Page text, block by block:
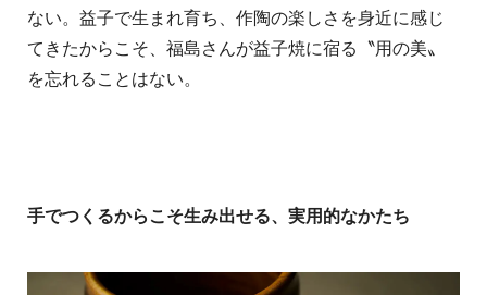
ない。益子で生まれ育ち、作陶の楽しさを身近に感じ
てきたからこそ、福島さんが益子焼に宿る〝用の美〟
を忘れることはない。
手でつくるからこそ生み出せる、実用的なかたち